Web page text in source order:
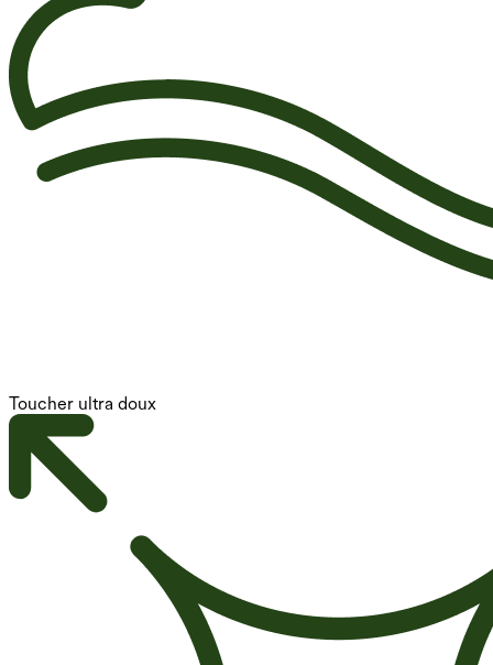
Toucher ultra doux